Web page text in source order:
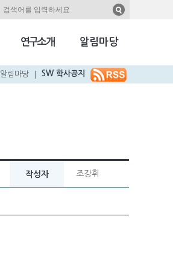
연구소개 알림마당
국민NEW & HOT
알림마당 SW 학사공지
작성자 조강휘